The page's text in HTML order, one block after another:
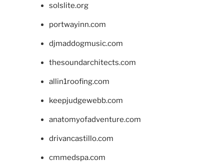
solslite.org
portwayinn.com
djmaddogmusic.com
thesoundarchitects.com
allin1roofing.com
keepjudgewebb.com
anatomyofadventure.com
drivancastillo.com
cmmedspa.com